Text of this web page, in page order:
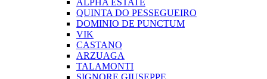
ALPHA ESTATE
QUINTA DO PESSEGUEIRO
DOMINIO DE PUNCTUM
VIK
CASTANO
ARZUAGA
TALAMONTI
SIGNORE GIUSEPPE